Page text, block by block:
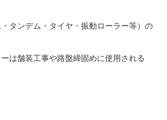
タンデム・タイヤ・振動ローラー等）の
は舗装工事や路盤締固めに使用される